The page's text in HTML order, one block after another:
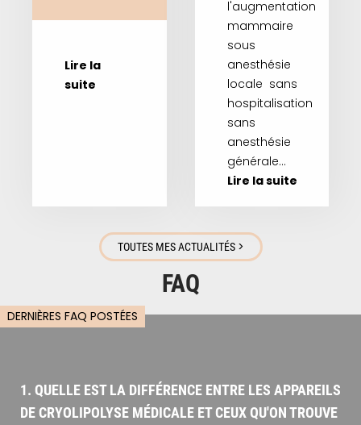
Lire la
suite
l'augmentation
mammaire
sous
anesthésie
locale sans
hospitalisation
sans
anesthésie
générale…
Lire la suite
TOUTES MES ACTUALITÉS >
FAQ
DERNIÈRES FAQ POSTÉES
1. QUELLE EST LA DIFFÉRENCE ENTRE LES APPAREILS
DE CRYOLIPOLYSE MÉDICALE ET CEUX QU'ON TROUVE